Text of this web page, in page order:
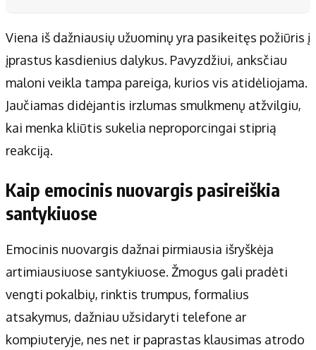
Viena iš dažniausių užuominų yra pasikeitęs požiūris į
įprastus kasdienius dalykus. Pavyzdžiui, anksčiau
maloni veikla tampa pareiga, kurios vis atidėliojama.
Jaučiamas didėjantis irzlumas smulkmenų atžvilgiu,
kai menka kliūtis sukelia neproporcingai stiprią
reakciją.
Kaip emocinis nuovargis pasireiškia
santykiuose
Emocinis nuovargis dažnai pirmiausia išryškėja
artimiausiuose santykiuose. Žmogus gali pradėti
vengti pokalbių, rinktis trumpus, formalius
atsakymus, dažniau užsidaryti telefone ar
kompiuteryje, nes net ir paprastas klausimas atrodo